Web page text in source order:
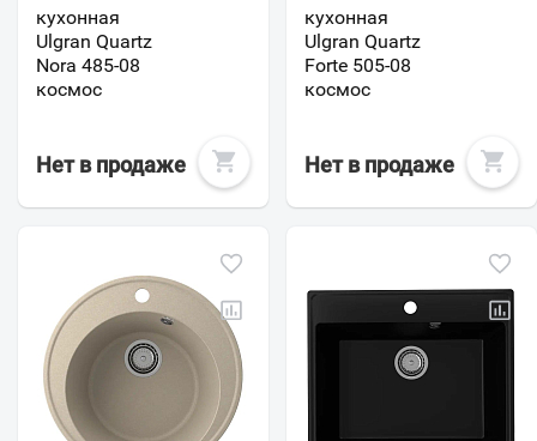
кухонная
Ulgran Quartz
Nora 485-08
космос
Нет в продаже
кухонная
Ulgran Quartz
Forte 505-08
космос
Нет в продаже